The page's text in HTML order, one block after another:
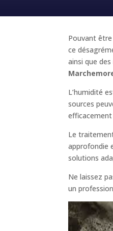
Pouvant
ce
ainsi que
L’humidité
sources
Le
approfondie
solutions
Ne laissez
un